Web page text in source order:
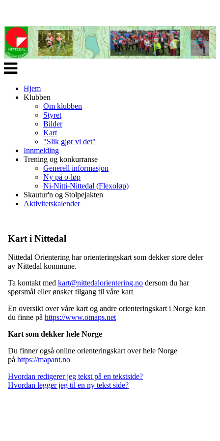
Veksle
navigasjon
Hjem
Klubben
Om klubben
Styret
Bilder
Kart
"Slik gjør vi det"
Innmelding
Trening og konkurranse
Generell informasjon
Ny på o-løp
Ni-Nitti-Nittedal (Flexoløp)
Skautur'n og Stolpejakten
Aktivitetskalender
Kart i Nittedal
Nittedal Orientering har orienteringskart som dekker store deler
av Nittedal kommune.
Ta kontakt med kart@nittedalorientering.no dersom du har
spørsmål eller ønsker tilgang til våre kart
En oversikt over våre kart og andre orienteringskart i Norge kan
du finne på https://www.omaps.net
Kart som dekker hele Norge
Du finner også online orienteringskart over hele Norge
på https://mapant.no
Hvordan redigerer jeg tekst på en tekstside?
Hvordan legger jeg til en ny tekst side?